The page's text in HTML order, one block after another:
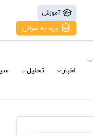
آموزش
ورود به صرافی
اخبار تحلیل